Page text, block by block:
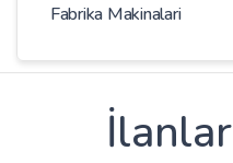
Fabrika Makinalari
İlanlar